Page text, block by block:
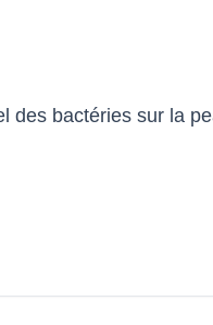
des bactéries sur la